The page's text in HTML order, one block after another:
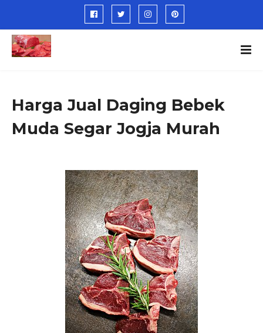
Harga Jual Daging Bebek
Muda Segar Jogja Murah